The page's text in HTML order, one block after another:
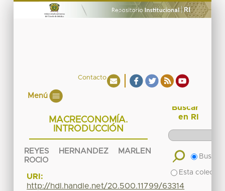
Contacto
Menú
MACRECONOMÍA.
INTRODUCCIÓN
REYES HERNANDEZ MARLEN
ROCIO
URI:
http://hdl.handle.net/20.500.11799/63314
Buscar
en RI
Buscar
Esta